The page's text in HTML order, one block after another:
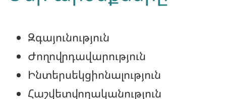
Զգայունություն
Ժողովրդավարություն
Ինտերսեկցիոնալություն
Հաշվետվողականություն